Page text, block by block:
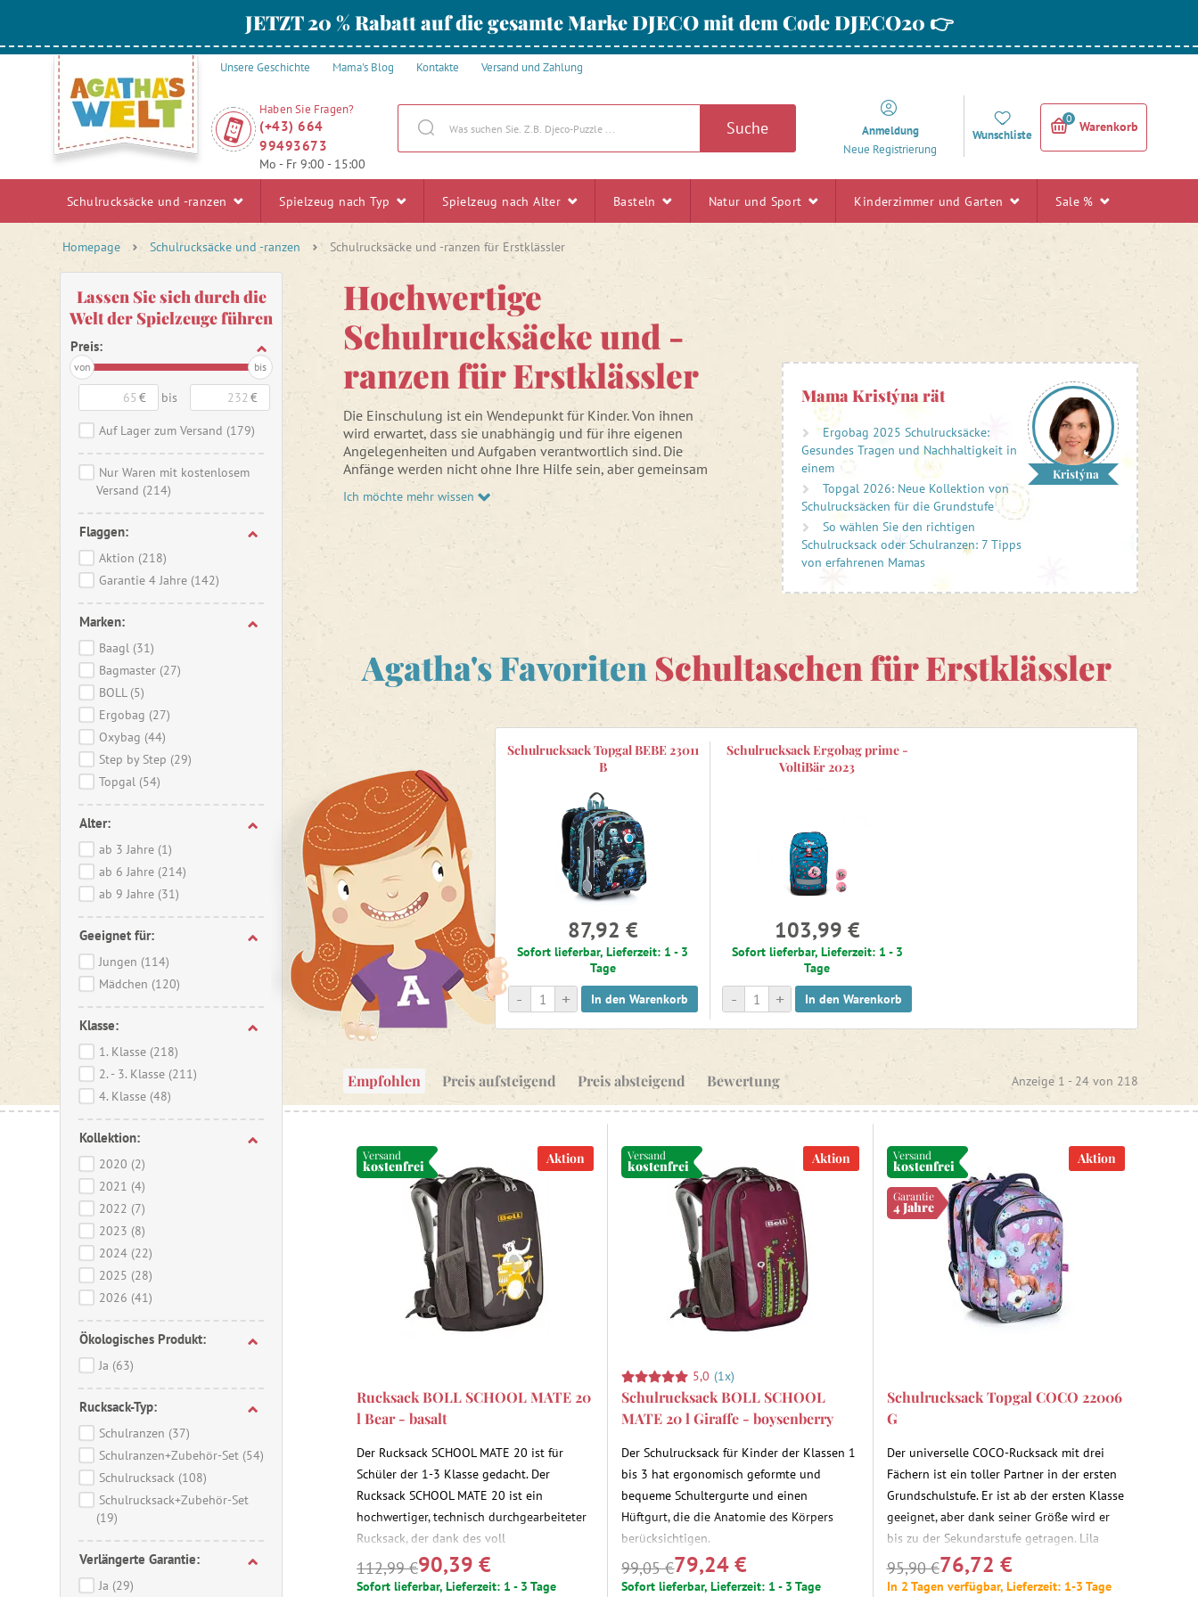
JETZT 20 % Rabatt auf die gesamte Marke DJECO mit dem Code DJECO20 👉
Unsere Geschichte Mama's Blog Kontakte Versand und Zahlung
Haben Sie Fragen?
(+43) 664
99493673
Mo - Fr 9:00 - 15:00
Suche
Anmeldung
Neue Registrierung
Wunschliste
0
Warenkorb
Schulrucksäcke und -ranzen Spielzeug nach Typ Spielzeug nach Alter Basteln Natur und Sport Kinderzimmer und Garten Sale %
Homepage Schulrucksäcke und -ranzen Schulrucksäcke und -ranzen für Erstklässler
Lassen Sie sich durch die
Welt der Spielzeuge führen
Preis:
von bis
€ bis €
Auf Lager zum Versand (179)
Nur Waren mit kostenlosem
Versand (214)
Flaggen:
Aktion (218)
Garantie 4 Jahre (142)
Marken:
Baagl (31)
Bagmaster (27)
BOLL (5)
Ergobag (27)
Oxybag (44)
Step by Step (29)
Topgal (54)
Alter:
ab 3 Jahre (1)
ab 6 Jahre (214)
ab 9 Jahre (31)
Geeignet für:
Jungen (114)
Mädchen (120)
Klasse:
1. Klasse (218)
2. - 3. Klasse (211)
4. Klasse (48)
Kollektion:
2020 (2)
2021 (4)
2022 (7)
2023 (8)
2024 (22)
2025 (28)
2026 (41)
Ökologisches Produkt:
Ja (63)
Rucksack-Typ:
Schulranzen (37)
Schulranzen+Zubehör-Set (54)
Schulrucksack (108)
Schulrucksack+Zubehör-Set
(19)
Verlängerte Garantie:
Ja (29)
Hochwertige
Schulrucksäcke und -
ranzen für Erstklässler
Die Einschulung ist ein Wendepunkt für Kinder. Von ihnen
wird erwartet, dass sie unabhängig und für ihre eigenen
Angelegenheiten und Aufgaben verantwortlich sind. Die
Anfänge werden nicht ohne Ihre Hilfe sein, aber gemeinsam
werden Sie es schaffen.
Es ist ratsam, die
gemeinsam auszusuchen.
Kinder, die an der Auswahl ihrer Schultasche beteiligt sind,
sind aufmerksamer und kümmern sich mehr um sie.
Schauen Sie sich gemeinsam unser aktuelles
Angebot an
Schulranzen und -taschen für Erstklässler
an.
Sie wissen nicht, was Sie tun sollen? Profitieren Sie von
Schulkindern.
Ich möchte mehr wissen
Mama Kristýna rät
Ergobag 2025 Schulrucksäcke:
Gesundes Tragen und Nachhaltigkeit in
einem
Topgal 2026: Neue Kollektion von
Schulrucksäcken für die Grundstufe
So wählen Sie den richtigen
Schulrucksack oder Schulranzen: 7 Tipps
von erfahrenen Mamas
Kristýna
Agatha's Favoriten Schultaschen für Erstklässler
Schulrucksack Topgal BEBE 23011
B
87,92 €
Sofort lieferbar, Lieferzeit: 1 - 3
Tage
+
- In den Warenkorb
Schulrucksack Ergobag prime -
VoltiBär 2023
103,99 €
Sofort lieferbar, Lieferzeit: 1 - 3
Tage
+
- In den Warenkorb
Empfohlen Preis aufsteigend Preis absteigend Bewertung Anzeige 1 - 24 von 218
Versand
kostenfrei Aktion
Rucksack BOLL SCHOOL MATE 20
l Bear - basalt
Der Rucksack SCHOOL MATE 20 ist für
Schüler der 1-3 Klasse gedacht. Der
Rucksack SCHOOL MATE 20 ist ein
hochwertiger, technisch durchgearbeiteter
Rucksack, der dank des voll
höhenverstellbaren SP-Rückensystems mit
dem Kind mit wächst. Das ergonomische
112,99 €90,39 €
Sofort lieferbar, Lieferzeit: 1 - 3 Tage
Versand
kostenfrei Aktion
5,0 (1x)
Schulrucksack BOLL SCHOOL
MATE 20 l Giraffe - boysenberry
Der Schulrucksack für Kinder der Klassen 1
bis 3 hat ergonomisch geformte und
bequeme Schultergurte und einen
Hüftgurt, die die Anatomie des Körpers
berücksichtigen.
99,05 €79,24 €
Sofort lieferbar, Lieferzeit: 1 - 3 Tage
Versand
kostenfrei
Garantie
4 Jahre
Aktion
Schulrucksack Topgal COCO 22006
G
Der universelle COCO-Rucksack mit drei
Fächern ist ein toller Partner in der ersten
Grundschulstufe. Er ist ab der ersten Klasse
geeignet, aber dank seiner Größe wird er
bis zu der Sekundarstufe getragen. Lila
Design mit Füchsen und Blumen.
95,90 €76,72 €
In 2 Tagen verfügbar, Lieferzeit: 1-3 Tage